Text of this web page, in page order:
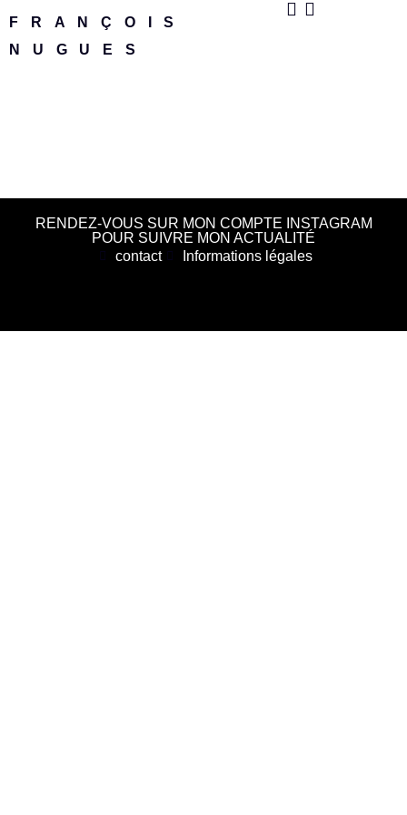
FRANÇOIS
NUGUES
RENDEZ-VOUS SUR MON COMPTE INSTAGRAM
POUR SUIVRE MON ACTUALITÉ
contact
Informations légales